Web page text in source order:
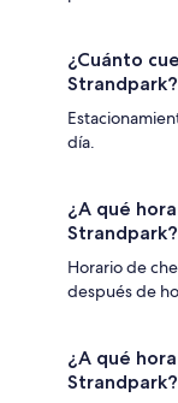
¿Cuánto
Strandpark?
día.
¿A qué
Strandpark?
Horario de
después de
¿A qué
Strandpark?